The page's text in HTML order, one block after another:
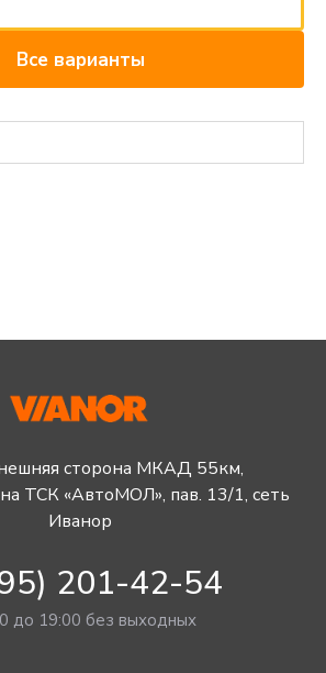
Все варианты
сторона МКАД 55км,
ТСК «АвтоМОЛ», пав. 13/1, сеть
Иванор
201-42-54
до 19:00 без выходных